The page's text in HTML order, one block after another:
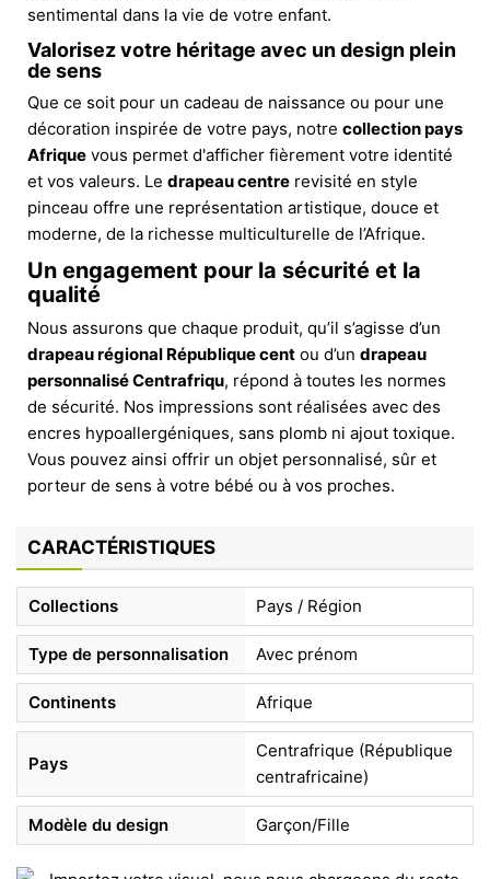
sentimental dans la vie de votre enfant.
Valorisez votre héritage avec un design plein
de sens
Que ce soit pour un cadeau de naissance ou pour une
décoration inspirée de votre pays, notre collection pays
Afrique vous permet d'afficher fièrement votre identité
et vos valeurs. Le drapeau centre revisité en style
pinceau offre une représentation artistique, douce et
moderne, de la richesse multiculturelle de l’Afrique.
Un engagement pour la sécurité et la
qualité
Nous assurons que chaque produit, qu’il s’agisse d’un
drapeau régional République cent ou d’un drapeau
personnalisé Centrafriqu, répond à toutes les normes
de sécurité. Nos impressions sont réalisées avec des
encres hypoallergéniques, sans plomb ni ajout toxique.
Vous pouvez ainsi offrir un objet personnalisé, sûr et
porteur de sens à votre bébé ou à vos proches.
CARACTÉRISTIQUES
Collections Pays / Région
Type de personnalisation Avec prénom
Continents Afrique
Pays
Centrafrique (République
centrafricaine)
Modèle du design Garçon/Fille